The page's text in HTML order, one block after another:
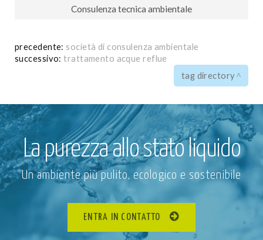
Consulenza tecnica ambientale
precedente: società di consulenza ambientale
successivo:trattamento acque reflue
tag directory
La purezza allo stato liquido
Un ambiente più pulito, ecologico e sostenibile
ENTRA IN CONTATTO